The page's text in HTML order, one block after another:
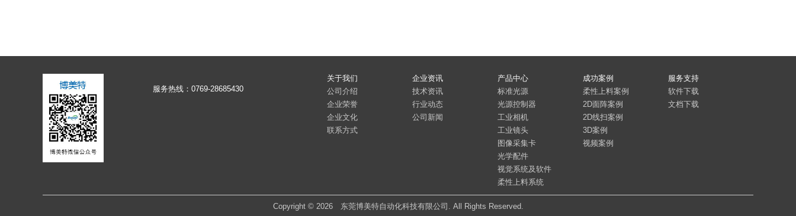
服务热线：0769-28685430
关于我们
公司介绍
企业荣誉
企业文化
联系方式
企业资讯
技术资讯
行业动态
公司新闻
产品中心
标准光源
光源控制器
工业相机
工业镜头
图像采集卡
光学配件
视觉系统及软件
柔性上料系统
成功案例
柔性上料案例
2D面阵案例
2D线扫案例
3D案例
视频案例
服务支持
软件下载
文档下载
Copyright © 2026 东莞博美特自动化科技有限公司. All Rights Reserved.